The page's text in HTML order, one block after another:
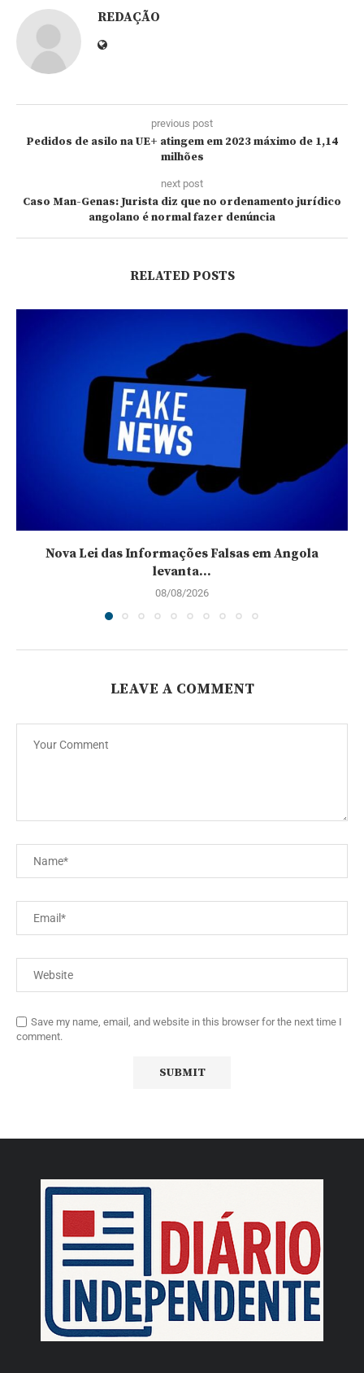
REDAÇÃO
previous post
Pedidos de asilo na UE+ atingem em 2023 máximo de 1,14
milhões
next post
Caso Man-Genas: Jurista diz que no ordenamento jurídico
angolano é normal fazer denúncia
RELATED POSTS
Nova Lei das Informações Falsas em Angola
levanta...
08/08/2026
LEAVE A COMMENT
Save my name, email, and website in this browser for the next time I
comment.